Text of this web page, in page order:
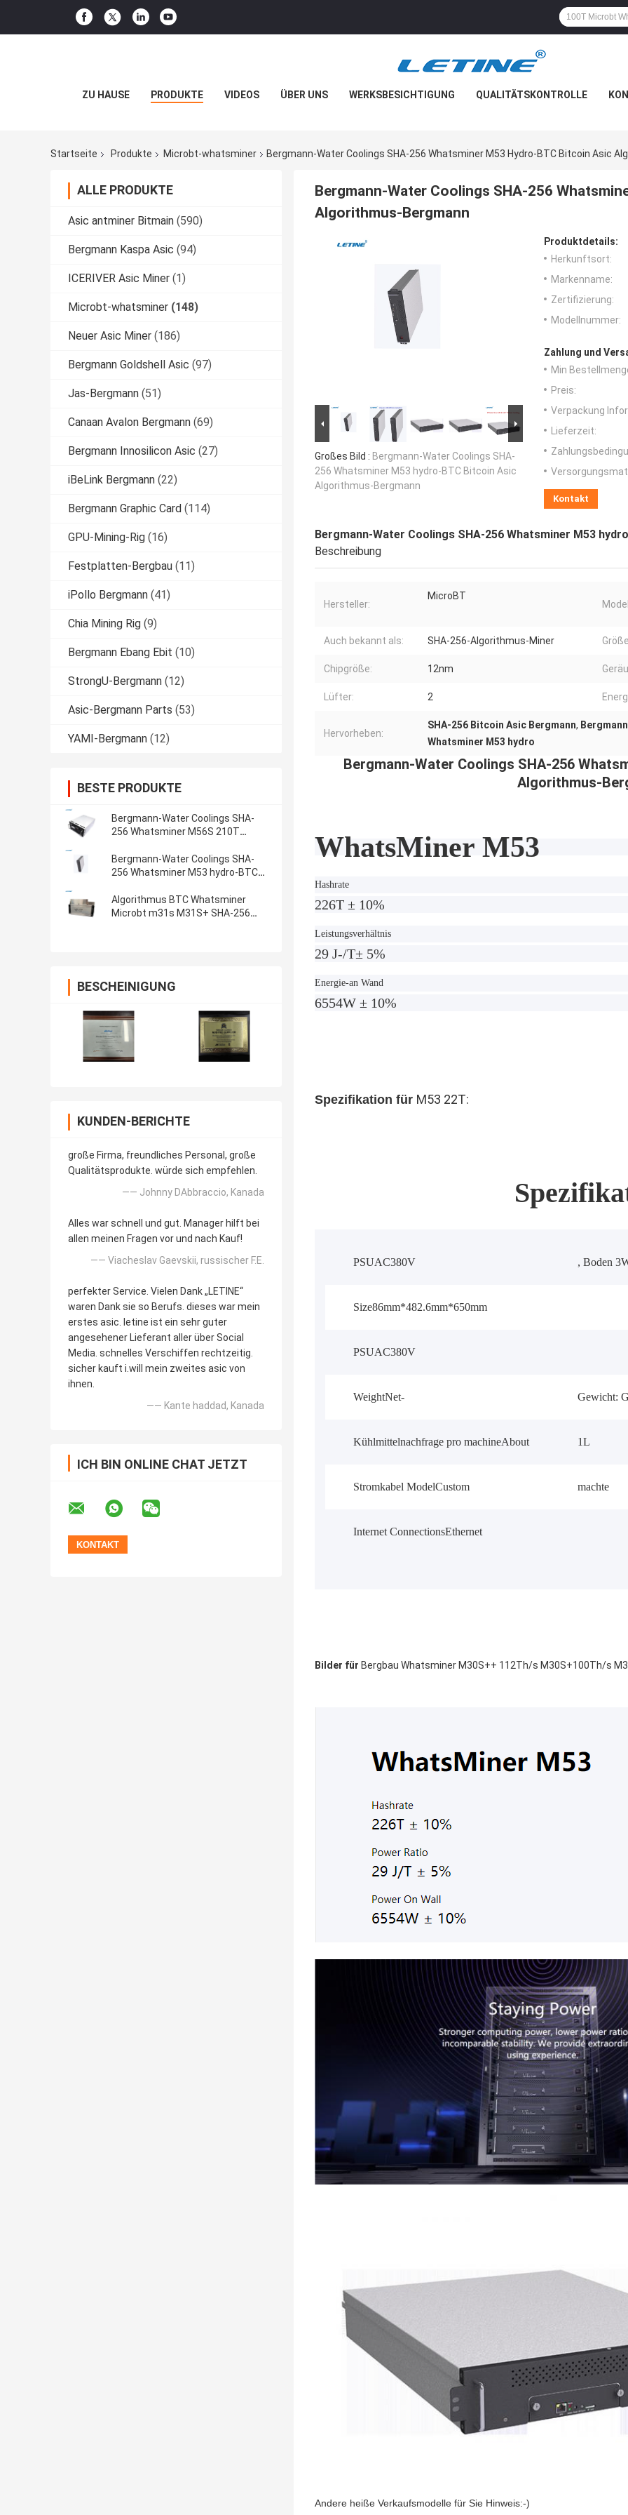
ZU HAUSE PRODUKTE VIDEOS ÜBER UNS WERKSBESICHTIGUNG QUALITÄTSKONTROLLE
Startseite Produkte Microbt-whatsminer Bergmann-Water Coolings SHA-256 Whatsminer M53 Hydro-BTC Bitcoin Asic
ALLE PRODUKTE
Asic antminer Bitmain (590)
Bergmann Kaspa Asic (94)
ICERIVER Asic Miner (1)
Microbt-whatsminer (148)
Neuer Asic Miner (186)
Bergmann Goldshell Asic (97)
Jas-Bergmann (51)
Canaan Avalon Bergmann (69)
Bergmann Innosilicon Asic (27)
iBeLink Bergmann (22)
Bergmann Graphic Card (114)
GPU-Mining-Rig (16)
Festplatten-Bergbau (11)
iPollo Bergmann (41)
Chia Mining Rig (9)
Bergmann Ebang Ebit (10)
StrongU-Bergmann (12)
Asic-Bergmann Parts (53)
YAMI-Bergmann (12)
BESTE PRODUKTE
Bergmann-Water Coolings SHA-
256 Whatsminer M56S 210T
Algorithmus-hydrobergmann
Bergmann-Water Coolings SHA-
256 Whatsminer M53 hydro-BTC
Bergmann
Algorithmus BTC Whatsminer
Microbt m31s M31S+ SHA-256
BESCHEINIGUNG
KUNDEN-BERICHTE
große Firma, freundliches Personal, große
Qualitätsprodukte. würde sich empfehlen.
—— Johnny DAbbraccio, Kanada
Alles war schnell und gut. Manager hilft bei
allen meinen Fragen vor und nach Kauf!
—— Viacheslav Gaevskii, russischer F.E.
perfekter Service. Vielen Dank „LETINE“
waren Dank sie so Berufs. dieses war mein
erstes asic. letine ist ein sehr guter
angesehener Lieferant aller über Social
Media. schnelles Verschiffen rechtzeitig.
sicher kauft i.will mein zweites asic von
ihnen.
—— Kante haddad, Kanada
ICH BIN ONLINE CHAT JETZT
Bergmann-Water Coolings SHA-256
Algorithmus-Bergmann
Großes Bild : Bergmann-Water Coolings SHA-
256 Whatsminer M53 hydro-BTC Bitcoin Asic
Algorithmus-Bergmann
Produktdetails:
Herkunftsort:
Markenname:
Zertifizierung:
Modellnummer:
Zahlung und
Min
Preis:
Verpackung
Lieferzeit:
Kontakt
Bergmann-Water Coolings SHA-256 Whatsminer M53
Beschreibung
Hersteller:
MicroBT
Auch bekannt als: SHA-256-Algorithmus-Miner
Chipgröße: 12nm
Lüfter: 2
Hervorheben:
SHA-256 Bitcoin Asic Bergmann,
Whatsminer M53 hydro
Bergmann-Water Coolings SHA-256
Algorithmus-
WhatsMiner M53
Hashrate
226T ± 10%
Leistungsverhältnis
29 J-/T± 5%
Energie-an Wand
6554W ± 10%
Spezifikation für M53 22T:
PSUAC380V , Boden
Size86mm*482.6mm*650mm
PSUAC380V
WeightNet- Gewicht:
Kühlmittelnachfrage pro machineAbout 1L
Stromkabel ModelCustom machte
Internet ConnectionsEthernet
Bilder für Bergbau Whatsminer M30S++ 112Th/s M30S+100Th/s
Andere heiße Verkaufsmodelle für Sie Hinweis:-)